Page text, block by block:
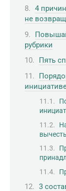
4
не
рубрики
Пять
3